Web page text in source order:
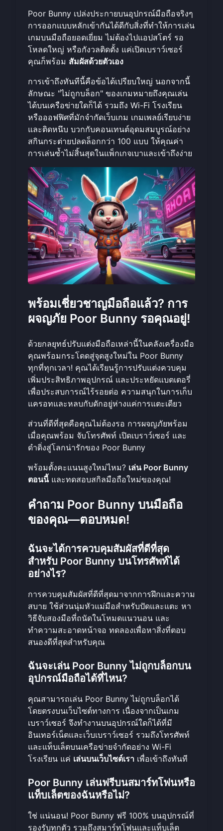
Poor Bunny เปล่งประกายบนอุปกรณ์มือถือจริงๆ
การออกแบบหลักเข้ากันได้ดีกับสิ่งที่ทำให้การเล่น
เกมบนมือถือยอดเยี่ยม ไม่ต้องไปแอปสโตร์ รอ
โหลดใหญ่ หรือกังวลติดตั้ง แค่เปิดเบราว์เซอร์
คุณก็พร้อม สัมผัสด้วยตัวเอง
การเข้าถึงทันทีนี้คือข้อได้เปรียบใหญ่ นอกจากนี้
ลักษณะ "ไม่ถูกบล็อก" ของเกมหมายถึงคุณเล่น
ได้บนเครือข่ายใดก็ได้ รวมถึง Wi-Fi โรงเรียน
หรือออฟฟิศที่มักจำกัดเว็บเกม เกมเพลย์เรียบง่าย
และติดหนึบ บวกกับคอนเทนต์อุดมสมบูรณ์อย่าง
สกินกระต่ายปลดล็อกกว่า 100 แบบ ให้คุณค่า
การเล่นซ้ำไม่สิ้นสุดในแพ็กเกจเบาและเข้าถึงง่าย
พร้อมเชี่ยวชาญมือถือแล้ว? การ
ผจญภัย Poor Bunny รอคุณอยู่!
ด้วยกลยุทธ์ปรับแต่งมือถือเหล่านี้ในคลังเครื่องมือ
คุณพร้อมกระโดดสู่จุดสูงใหม่ใน Poor Bunny
ทุกที่ทุกเวลา! คุณได้เรียนรู้การปรับแต่งควบคุม
เพิ่มประสิทธิภาพอุปกรณ์ และประหยัดแบตเตอรี่
เพื่อประสบการณ์ไร้รอยต่อ ความสนุกในการเก็บ
แครอทและหลบกับดักอยู่ห่างแค่การแตะเดียว
ส่วนที่ดีที่สุดคือคุณไม่ต้องรอ การผจญภัยพร้อม
เมื่อคุณพร้อม จับโทรศัพท์ เปิดเบราว์เซอร์ และ
ดำดิ่งสู่โลกน่ารักของ Poor Bunny
พร้อมตั้งคะแนนสูงใหม่ไหม? เล่น Poor Bunny
ตอนนี้และทดสอบสกิลมือถือใหม่ของคุณ!
คำถาม Poor Bunny บนมือถือ
ของคุณ—ตอบหมด!
ฉันจะได้การควบคุมสัมผัสที่ดีที่สุด
สำหรับ Poor Bunny บนโทรศัพท์ได้
อย่างไร?
การควบคุมสัมผัสที่ดีที่สุดมาจากการฝึกและความ
สบาย ใช้ส่วนนุ่มหัวแม่มือสำหรับปัดและแตะ หา
วิธีจับสองมือที่ถนัดในโหมดแนวนอน และ
ทำความสะอาดหน้าจอ ทดลองเพื่อหาสิ่งที่ตอบ
สนองดีที่สุดสำหรับคุณ
ฉันจะเล่น Poor Bunny ไม่ถูกบล็อกบน
อุปกรณ์มือถือได้ที่ไหน?
คุณสามารถเล่น Poor Bunny ไม่ถูกบล็อกได้
โดยตรงบนเว็บไซต์ทางการ เนื่องจากเป็นเกม
เบราว์เซอร์ จึงทำงานบนอุปกรณ์ใดก็ได้ที่มี
อินเทอร์เน็ตและเว็บเบราว์เซอร์ รวมถึงโทรศัพท์
และแท็บเล็ตบนเครือข่ายจำกัดอย่าง Wi-Fi
โรงเรียน แค่ เล่นบนเว็บไซต์เรา เพื่อเข้าถึงทันที
Poor Bunny เล่นฟรีบนสมาร์ทโฟนหรือ
แท็บเล็ตของฉันหรือไม่?
ใช่ แน่นอน! Poor Bunny ฟรี 100% บนอุปกรณ์ที่
รองรับทุกตัว รวมถึงสมาร์ทโฟนและแท็บเล็ต